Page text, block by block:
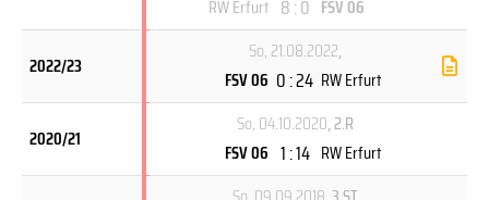
RW Erfurt 8 : 0 FSV 06
2022/23
So, 21.08.2022,
FSV 06 0 : 24 RW Erfurt
2020/21
So, 04.10.2020, 2.R
FSV 06 1 : 14 RW Erfurt